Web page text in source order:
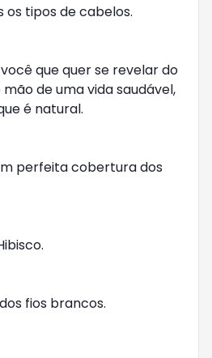
tipos de cabelos.
que quer se revelar do
de uma vida saudável,
é natural.
perfeita cobertura dos
fios brancos.